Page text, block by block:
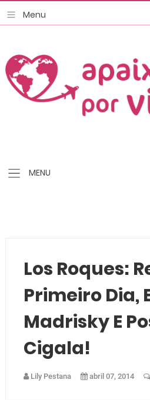
Los Roques:
Primeiro Dia,
Madrisky E
Cigala!
Lily Pestana abril 07, 2014